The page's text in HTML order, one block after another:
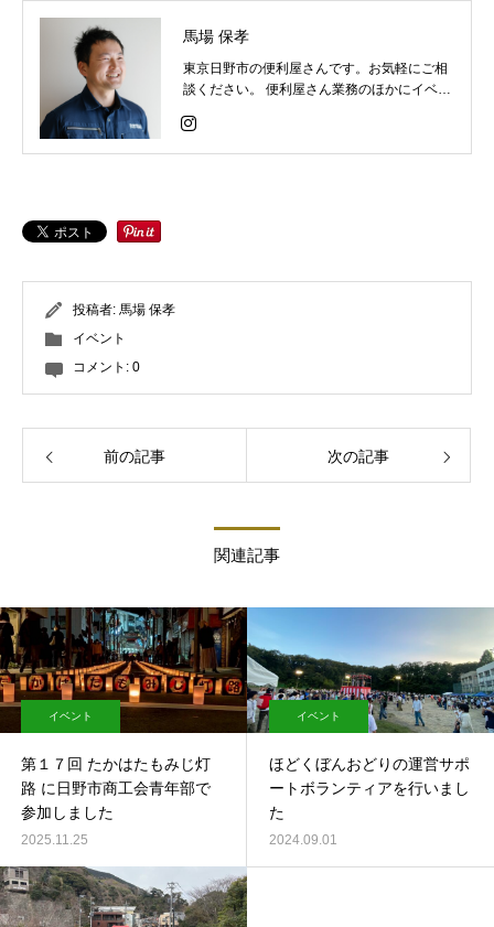
馬場 保孝
東京日野市の便利屋さんです。お気軽にご相
談ください。 便利屋さん業務のほかにイベン
く対応しています。
投稿者: 馬場 保孝
イベント
コメント: 0
前の記事 次の記事
関連記事
イベント
第１７回 たかはたもみじ灯
路 に日野市商工会青年部で
参加しました
2025.11.25
イベント
ほどくぼんおどりの運営サポ
ートボランティアを行いまし
た
2024.09.01